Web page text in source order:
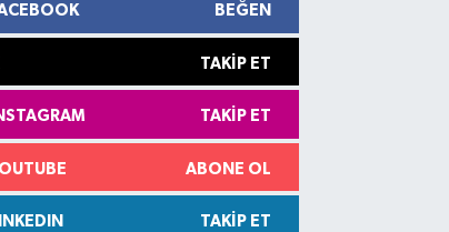
BEĞEN
TAKIP ET
TAKIP ET
ABONE OL
TAKIP ET